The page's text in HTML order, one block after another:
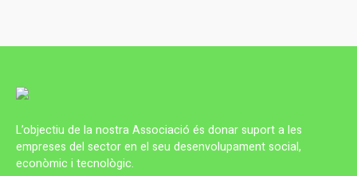
L’objectiu de la nostra Associació és donar suport a les
empreses del sector en el seu desenvolupament social,
econòmic i tecnològic.